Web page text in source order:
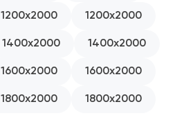
1200x2000 1200x2000
1400x2000 1400x2000
1600x2000 1600x2000
1800x2000 1800x2000